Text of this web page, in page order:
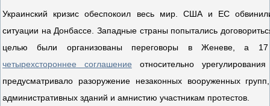
Украинский кризис обеспокоил весь мир. США и ЕС
ситуации на Донбассе. Западные страны попытались
целью были организованы переговоры в Женеве, а
четырехстороннее соглашение относительно
предусматривало разоружение незаконных вооруженных
административных зданий и амнистию участникам протестов.